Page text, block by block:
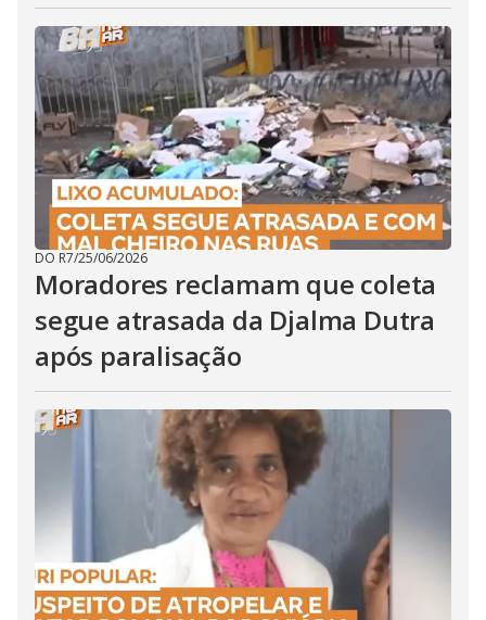
DO R7/25/06/2026
Moradores reclamam que coleta
segue atrasada da Djalma Dutra
após paralisação